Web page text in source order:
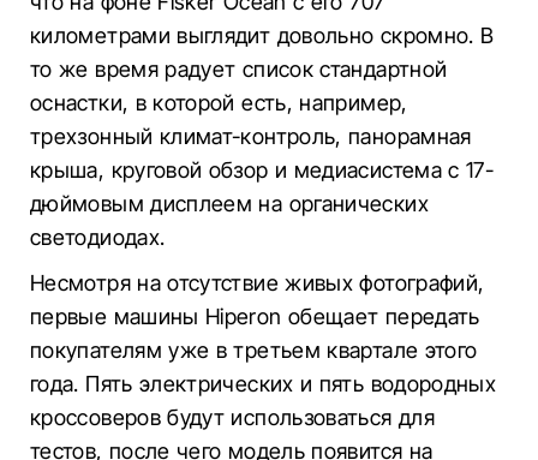
километрами выглядит довольно скромно. В
то же время радует список стандартной
оснастки, в которой есть, например,
трехзонный климат-контроль, панорамная
крыша, круговой обзор и медиасистема с 17-
дюймовым дисплеем на органических
светодиодах.
Несмотря на отсутствие живых фотографий,
первые машины Hiperon обещает передать
покупателям уже в третьем квартале этого
года. Пять электрических и пять водородных
кроссоверов будут использоваться для
тестов, после чего модель появится на